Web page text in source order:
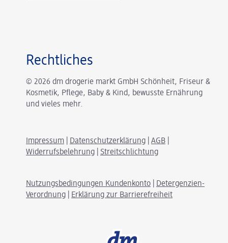
Rechtliches
© 2026 dm drogerie markt GmbH Schönheit, Friseur &
Kosmetik, Pflege, Baby & Kind, bewusste Ernährung
und vieles mehr.
Impressum Datenschutzerklärung AGB
Widerrufsbelehrung
Streitschlichtung
Nutzungsbedingungen Kundenkonto
Detergenzien-
Verordnung
Erklärung zur Barrierefreiheit